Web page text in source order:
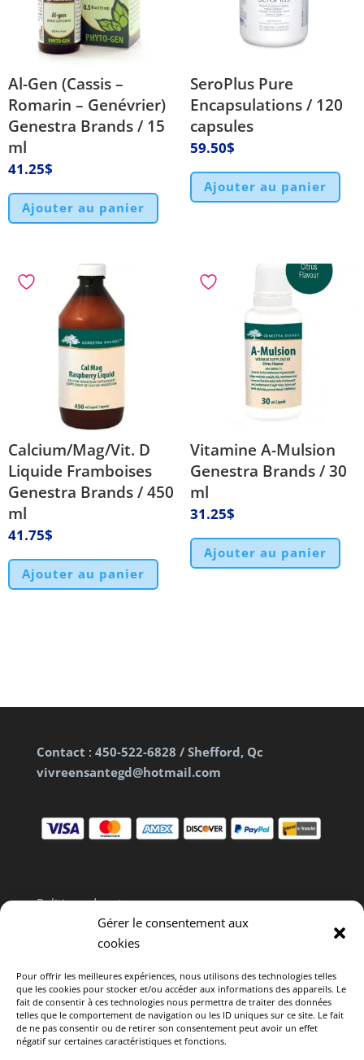
Gérer le consentement aux
cookies
Pour offrir les meilleures expériences, nous utilisons des technologies telles
que les cookies pour stocker et/ou accéder aux informations des appareils. Le
fait de consentir à ces technologies nous permettra de traiter des données
telles que le comportement de navigation ou les ID uniques sur ce site. Le fait
de ne pas consentir ou de retirer son consentement peut avoir un effet
négatif sur certaines caractéristiques et fonctions.
Al-Gen (Cassis –
Romarin – Genévrier)
Genestra Brands / 15
ml
41.25$
Ajouter au panier
SeroPlus Pure
Encapsulations / 120
capsules
59.50$
Ajouter au panier
Calcium/Mag/Vit. D
Liquide Framboises
Genestra Brands / 450
ml
41.75$
Ajouter au panier
Vitamine A-Mulsion
Genestra Brands / 30
ml
31.25$
Ajouter au panier
Contact : 450-522-6828 / Shefford, Qc
vivreensantegd@hotmail.com
Politique de retours
Politique de confidentialité
Clause de non responsabilité
Politique de cookies (CA)